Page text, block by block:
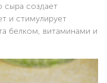
сыра создает
и стимулирует
белком, витаминами и